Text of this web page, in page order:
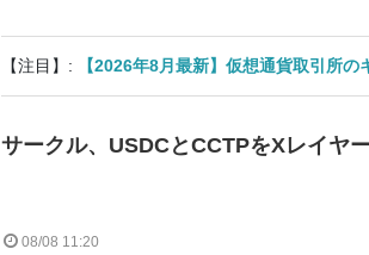
【注目】: 【2026年8月最新】仮想通貨取引所
サークル、USDCとCCTPをXレイヤ
08/08 11:20